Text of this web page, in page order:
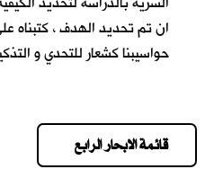
ان تم تحديد الهدف ،
حواسيبنا كشعار للتحدي و
قائمة الابحار الرابع